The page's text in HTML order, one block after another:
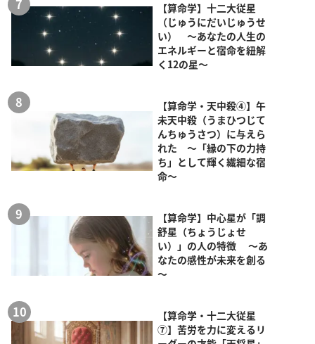
【算命学】十二大従星
（じゅうにだいじゅうせ
い） ～あなたの人生の
エネルギーと宿命を紐解
く12の星～
【算命学・天中殺④】午
未天中殺（うまひつじて
んちゅうさつ）に与えら
れた ～「縁の下の力持
ち」として輝く繊細な宿
命～
【算命学】中心星が「調
舒星（ちょうじょせ
い）」の人の特徴 ～あ
なたの感性が未来を創る
～
【算命学・十二大従星
⑦】苦労を力に変えるリ